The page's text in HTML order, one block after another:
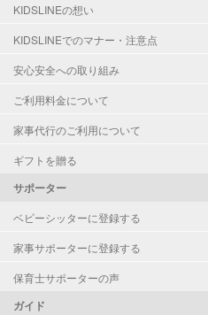
KIDSLINEの想い
KIDSLINEでのマナー・注意点
安心安全への取り組み
ご利用料金について
家事代行のご利用について
ギフトを贈る
サポーター
ベビーシッターに登録する
家事サポーターに登録する
保育士サポーターの声
ガイド